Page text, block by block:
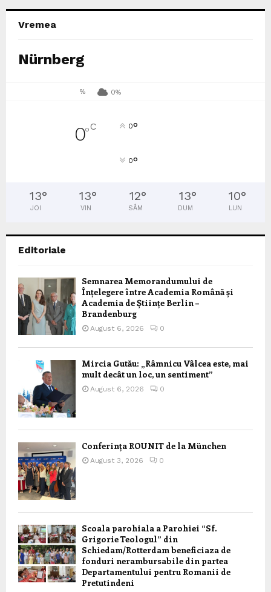
Vremea
Nürnberg
% 0%
0°C 0°
0°
13°
JOI
13°
VIN
12°
SÂM
13°
DUM
10°
LUN
Editoriale
Semnarea Memorandumului de
Înțelegere între Academia Română și
Academia de Științe Berlin –
Brandenburg
August 6, 2026 0
Mircia Gutău: „Râmnicu Vâlcea este, mai
mult decât un loc, un sentiment”
August 6, 2026 0
Conferința ROUNIT de la München
August 3, 2026 0
Scoala parohiala a Parohiei “Sf.
Grigorie Teologul” din
Schiedam/Rotterdam beneficiaza de
fonduri nerambursabile din partea
Departamentului pentru Romanii de
Pretutindeni